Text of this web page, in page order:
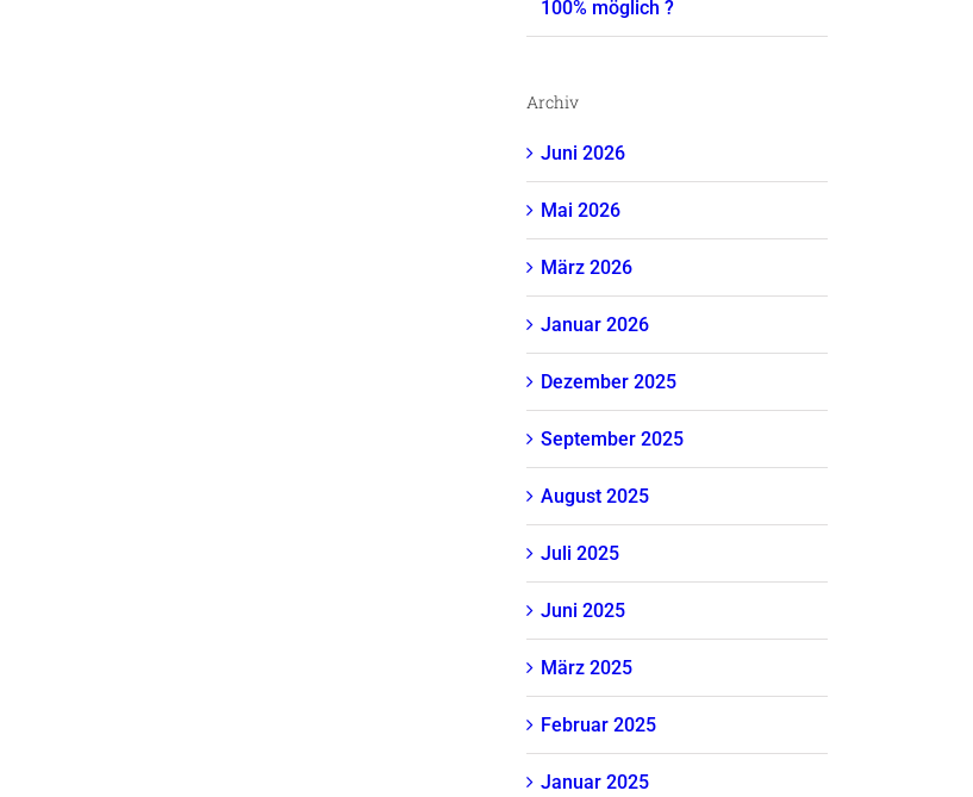
100% möglich ?
Archiv
Juni 2026
Mai 2026
März 2026
Januar 2026
Dezember 2025
September 2025
August 2025
Juli 2025
Juni 2025
März 2025
Februar 2025
Januar 2025